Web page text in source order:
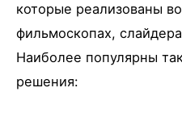
которые реализованы
фильмоскопах,
Наиболее популярны
решения: